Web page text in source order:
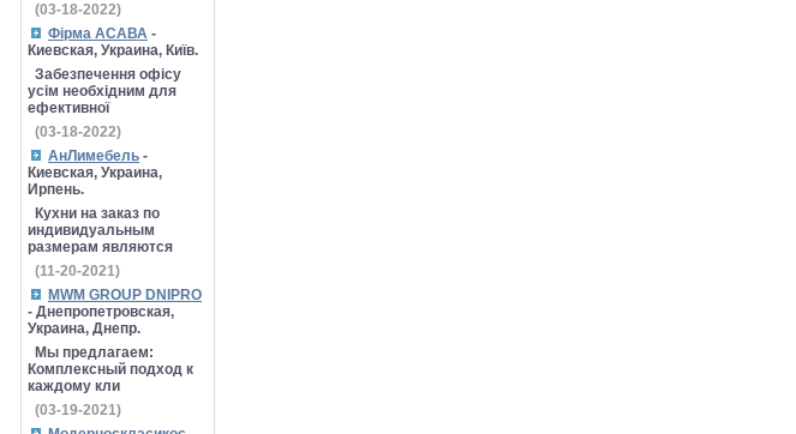
(03-18-2022)
Фірма АСАВА -
Киевская, Украина, Київ.
Забезпечення офісу
усім необхідним для
ефективної
(03-18-2022)
АнЛимебель -
Киевская, Украина,
Ирпень.
Кухни на заказ по
индивидуальным
размерам являются
(11-20-2021)
MWM GROUP DNIPRO
- Днепропетровская,
Украина, Днепр.
Мы предлагаем:
Комплексный подход к
каждому кли
(03-19-2021)